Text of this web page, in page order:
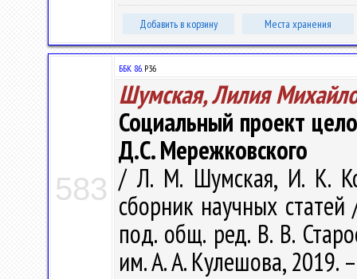
Добавить в корзину Места хранения
583
ББК 86.Р36
Шумская, Лилия
Социальный проект
Д.С. Мережковского
/ Л. М. Шумская, И. К.
сборник научных
под. общ. ред. В. В.
им. А. А. Кулешова, 2019.